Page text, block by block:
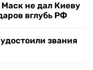
не дал Киеву
вглубь РФ
звания